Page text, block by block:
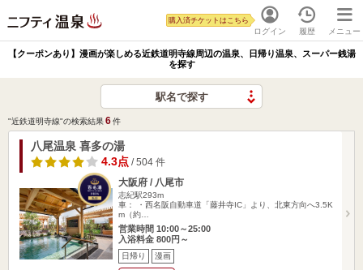
ログイン
購入済チケットはこちら
履歴 メニュー
【クーポンあり】漫画が楽しめる近鉄道明寺線周辺の温泉、日帰り温泉、スーパー銭湯
を探す
駅名で探す
"近鉄道明寺線"の検索結果6件
八尾温泉 喜多の湯
4.3点 / 504 件
大阪府 / 八尾市
志紀駅293m
車： ・西名阪自動車道「藤井寺IC」より、北東方向へ3.5K
m（約…
営業時間 10:00～25:00
入浴料金 800円～
日帰り 漫画